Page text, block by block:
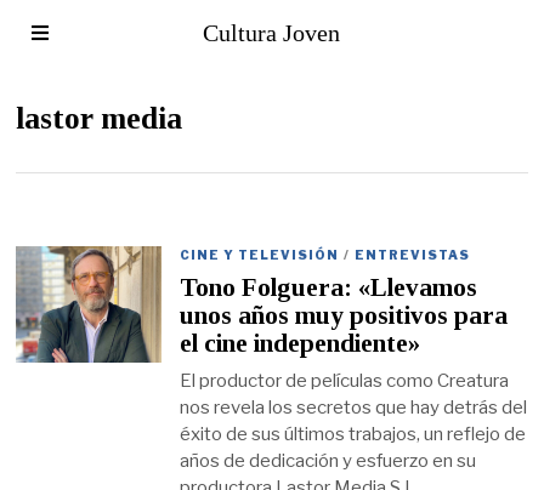
Cultura Joven
lastor media
CINE Y TELEVISIÓN / ENTREVISTAS
Tono Folguera: «Llevamos
unos años muy positivos para
el cine independiente»
El productor de películas como Creatura
nos revela los secretos que hay detrás del
éxito de sus últimos trabajos, un reflejo de
años de dedicación y esfuerzo en su